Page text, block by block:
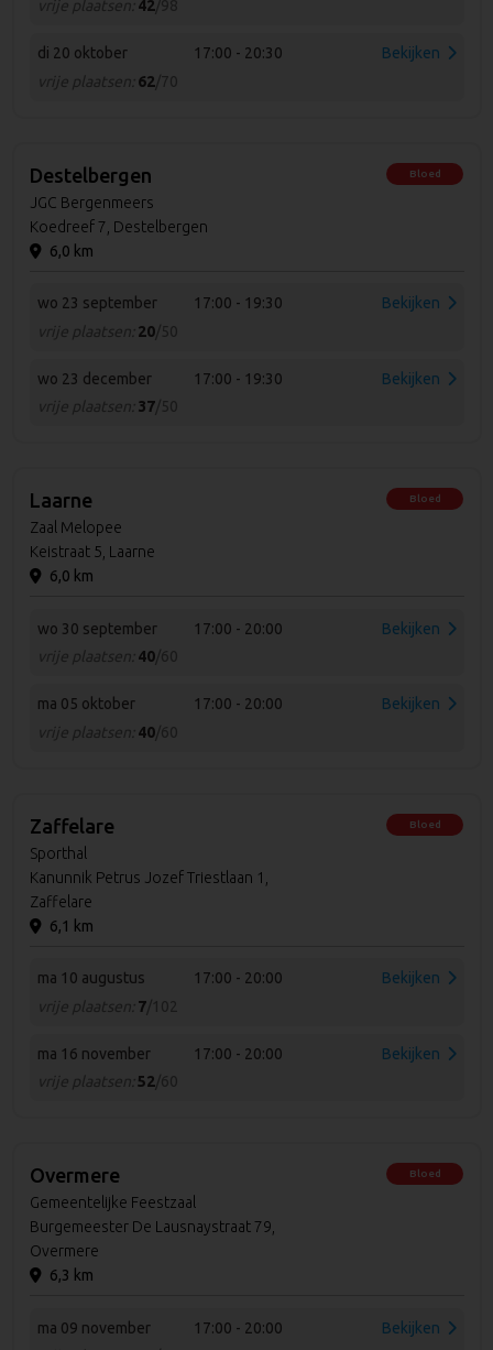
vrije plaatsen: 42/98
di 20 oktober
17:00 - 20:30
vrije plaatsen: 62/70
Bekijken
Destelbergen
JGC Bergenmeers
Koedreef 7, Destelbergen
6,0 km
Bloed
wo 23 september
17:00 - 19:30
vrije plaatsen: 20/50
Bekijken
wo 23 december
17:00 - 19:30
vrije plaatsen: 37/50
Bekijken
Laarne
Zaal Melopee
Keistraat 5, Laarne
6,0 km
Bloed
wo 30 september
17:00 - 20:00
vrije plaatsen: 40/60
Bekijken
ma 05 oktober
17:00 - 20:00
vrije plaatsen: 40/60
Bekijken
Zaffelare
Sporthal
Kanunnik Petrus Jozef Triestlaan 1,
Zaffelare
6,1 km
Bloed
ma 10 augustus
17:00 - 20:00
vrije plaatsen: 7/102
Bekijken
ma 16 november
17:00 - 20:00
vrije plaatsen: 52/60
Bekijken
Overmere
Gemeentelijke Feestzaal
Burgemeester De Lausnaystraat 79,
Overmere
6,3 km
Bloed
ma 09 november
17:00 - 20:00
Bekijken